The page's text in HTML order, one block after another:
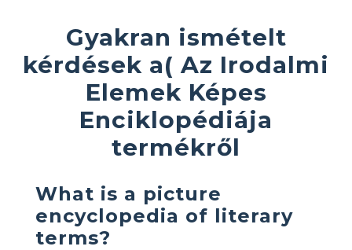
Gyakran ismételt
kérdések a( Az Irodalmi
Elemek Képes
Enciklopédiája
termékről
What is a picture
encyclopedia of literary
terms?